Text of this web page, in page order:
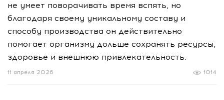
не умеет поворачивать время вспять, но
благодаря своему уникальному составу и
способу производства он действительно
помогает организму дольше сохранять ресурсы,
здоровье и внешнюю привлекательность.
1014
11 апреля 2026